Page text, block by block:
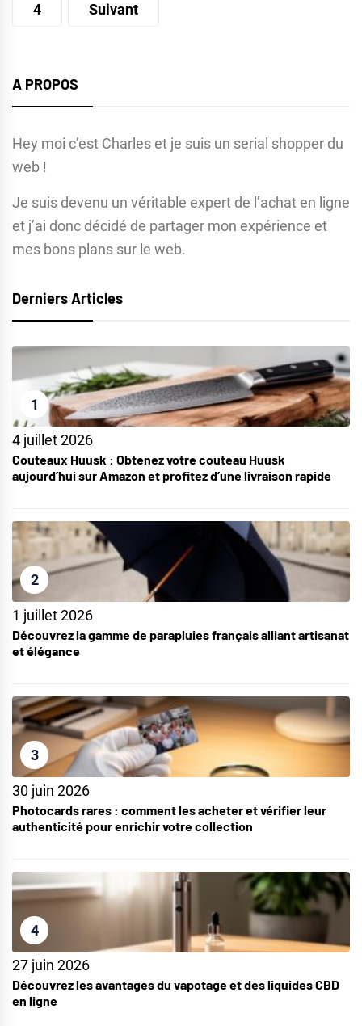
4 Suivant
A PROPOS
Hey moi c’est Charles et je suis un serial shopper du
web !
Je suis devenu un véritable expert de l’achat en ligne
et j’ai donc décidé de partager mon expérience et
mes bons plans sur le web.
Derniers Articles
1
4 juillet 2026
Couteaux Huusk : Obtenez votre couteau Huusk
aujourd’hui sur Amazon et profitez d’une livraison rapide
2
1 juillet 2026
Découvrez la gamme de parapluies français alliant artisanat
et élégance
3
30 juin 2026
Photocards rares : comment les acheter et vérifier leur
authenticité pour enrichir votre collection
4
27 juin 2026
Découvrez les avantages du vapotage et des liquides CBD
en ligne